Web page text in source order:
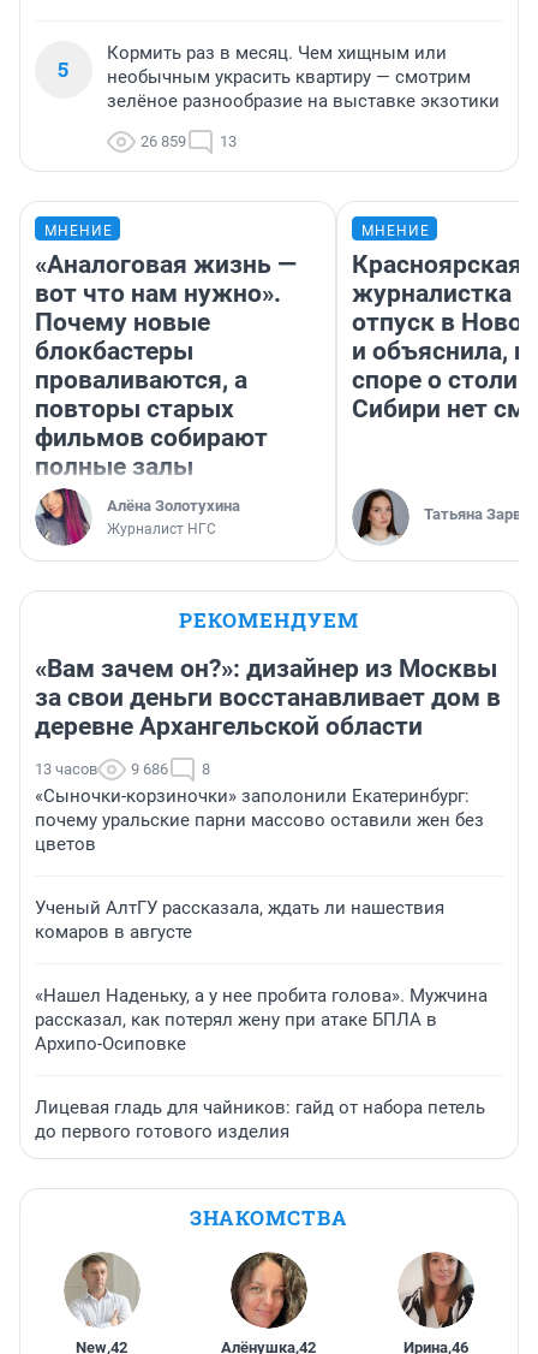
5
Кормить раз в месяц. Чем хищным или
необычным украсить квартиру — смотрим
зелёное разнообразие на выставке экзотики
26 859 13
МНЕНИЕ
«Аналоговая жизнь —
вот что нам нужно».
Почему новые
блокбастеры
проваливаются, а
повторы старых
фильмов собирают
полные залы
Алёна Золотухина
Журналист НГС
МНЕНИЕ
Красноярская
журналистка
отпуск в
и объяснила,
споре о
Сибири нет
Татьяна Зарва
РЕКОМЕНДУЕМ
«Вам зачем он?»: дизайнер из Москвы
за свои деньги восстанавливает дом в
деревне Архангельской области
13 часов 9 686 8
«Сыночки-корзиночки» заполонили Екатеринбург:
почему уральские парни массово оставили жен без
цветов
Ученый АлтГУ рассказала, ждать ли нашествия
комаров в августе
«Нашел Наденьку, а у нее пробита голова». Мужчина
рассказал, как потерял жену при атаке БПЛА в
Архипо-Осиповке
Лицевая гладь для чайников: гайд от набора петель
до первого готового изделия
ЗНАКОМСТВА
New,42 Алёнушка,42 Ирина,46